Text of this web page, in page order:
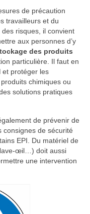
de précaution
travailleurs et du
risques, il convient
aux personnes d’y
des produits
particulière. Il faut en
et protéger les
chimiques ou
solutions pratiques
de prévenir de
consignes de sécurité
EPI. Du matériel de
lave-œil…) doit aussi
une intervention